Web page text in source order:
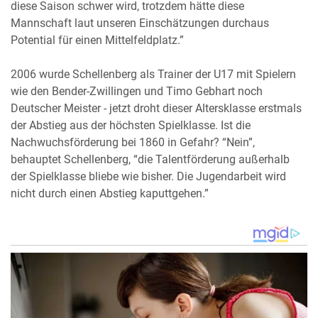
diese Saison schwer wird, trotzdem hätte diese
Mannschaft laut unseren Einschätzungen durchaus
Potential für einen Mittelfeldplatz.”
2006 wurde Schellenberg als Trainer der U17 mit Spielern
wie den Bender-Zwillingen und Timo Gebhart noch
Deutscher Meister - jetzt droht dieser Altersklasse erstmals
der Abstieg aus der höchsten Spielklasse. Ist die
Nachwuchsförderung bei 1860 in Gefahr? “Nein”,
behauptet Schellenberg, “die Talentförderung außerhalb
der Spielklasse bliebe wie bisher. Die Jugendarbeit wird
nicht durch einen Abstieg kaputtgehen.”